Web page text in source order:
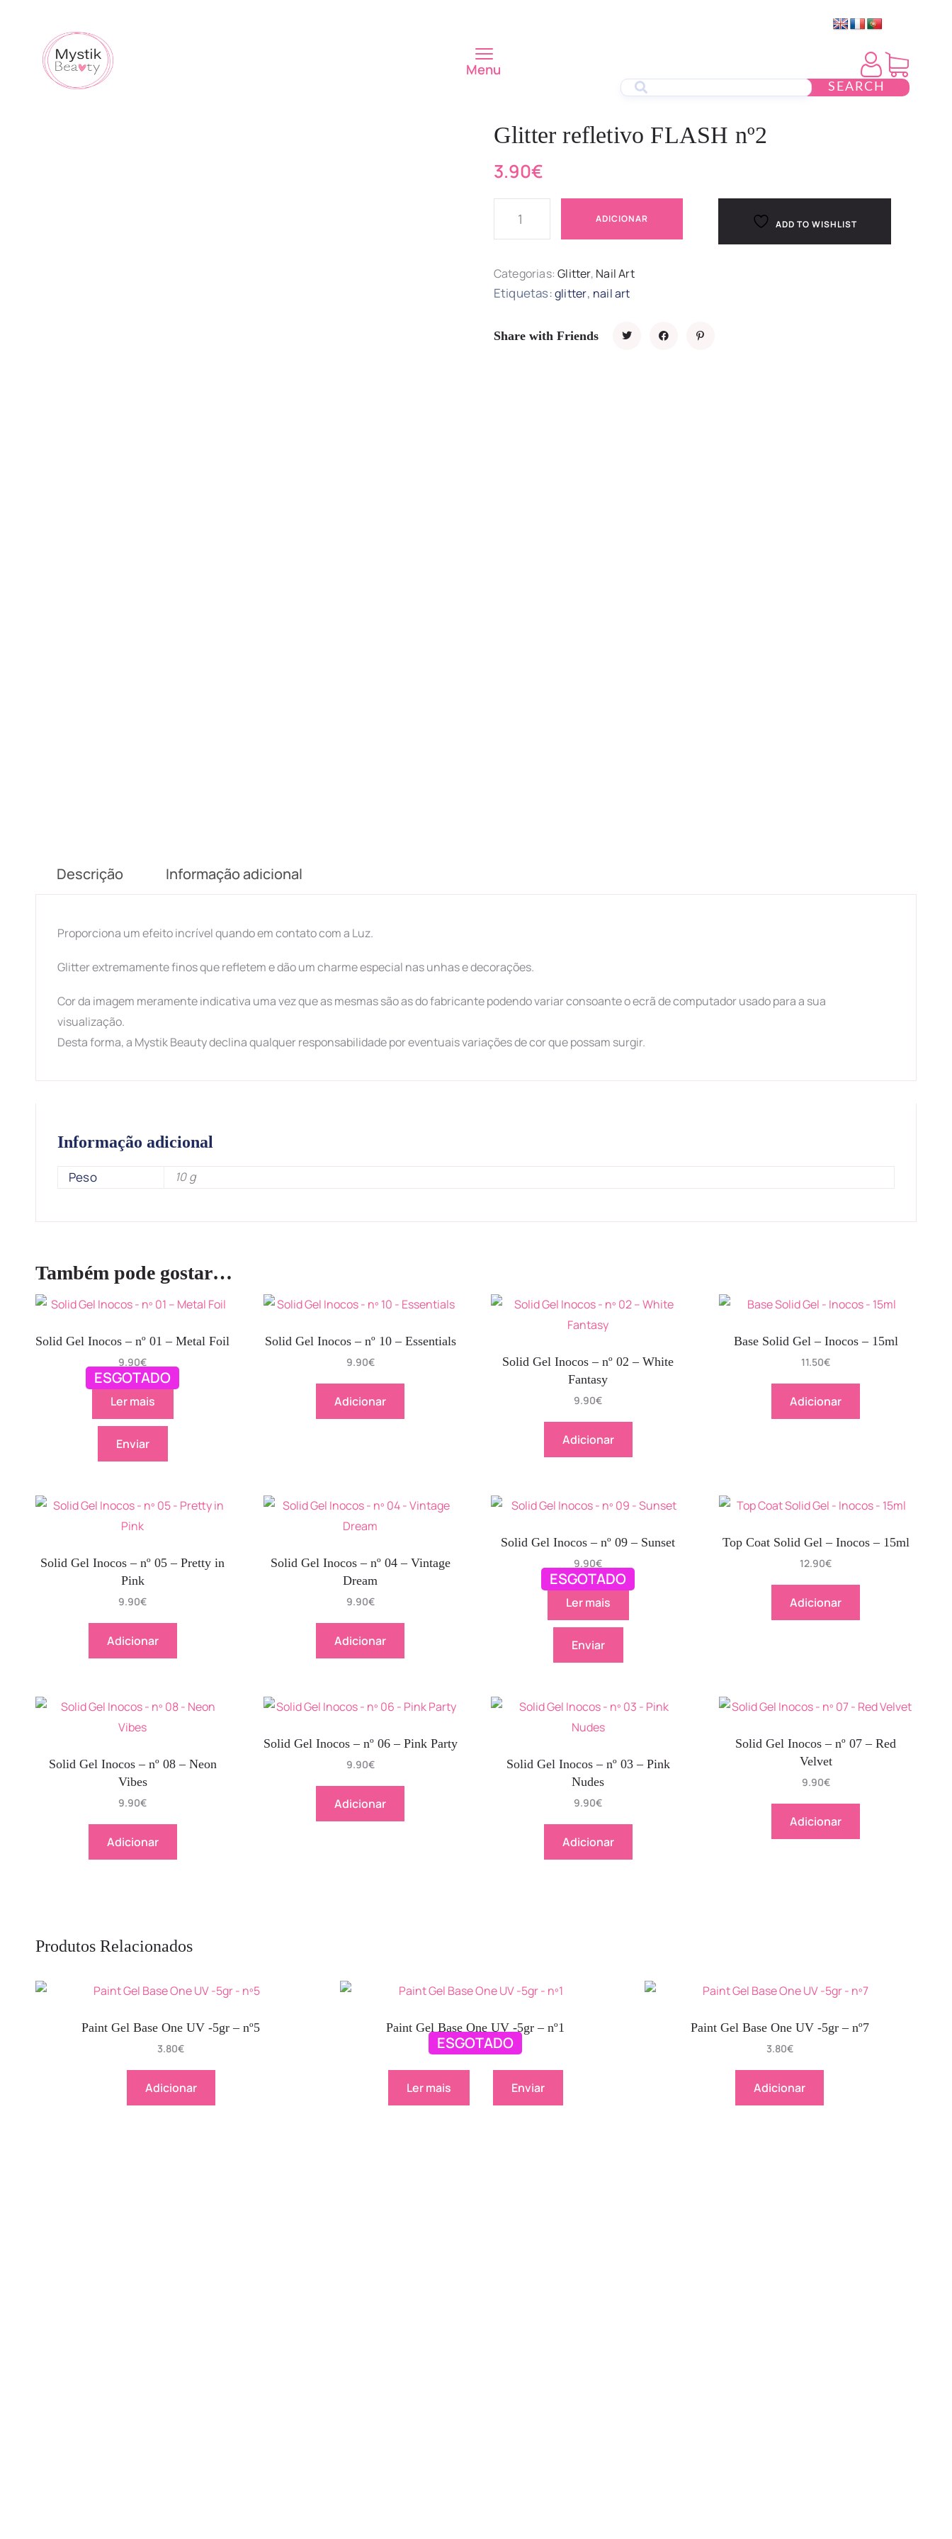
Menu
SEARCH
Glitter refletivo FLASH nº2
3.90€
ADICIONAR ADD TO WISHLIST
Categorias:Glitter, Nail Art
Etiquetas:glitter, nail art
Share with Friends
Descrição Informação adicional
Proporciona um efeito incrível quando em contato com a Luz.
Glitter extremamente finos que refletem e dão um charme especial nas unhas e decorações.
Cor da imagem meramente indicativa uma vez que as mesmas são as do fabricante podendo variar consoante o ecrã de computador usado para a sua
visualização.
Desta forma, a Mystik Beauty declina qualquer responsabilidade por eventuais variações de cor que possam surgir.
Informação adicional
Peso 10 g
Também pode gostar…
ESGOTADO
Solid Gel Inocos – nº 01 – Metal Foil
9.90€
Ler mais
Enviar
Solid Gel Inocos – nº 10 – Essentials
9.90€
Adicionar
Solid Gel Inocos – nº 02 – White
Fantasy
9.90€
Adicionar
Base Solid Gel – Inocos – 15ml
11.50€
Adicionar
Solid Gel Inocos – nº 05 – Pretty in
Pink
9.90€
Adicionar
Solid Gel Inocos – nº 04 – Vintage
Dream
9.90€
Adicionar
ESGOTADO
Solid Gel Inocos – nº 09 – Sunset
9.90€
Ler mais
Enviar
Top Coat Solid Gel – Inocos – 15ml
12.90€
Adicionar
Solid Gel Inocos – nº 08 – Neon
Vibes
9.90€
Adicionar
Solid Gel Inocos – nº 06 – Pink Party
9.90€
Adicionar
Solid Gel Inocos – nº 03 – Pink
Nudes
9.90€
Adicionar
Solid Gel Inocos – nº 07 – Red
Velvet
9.90€
Adicionar
Produtos Relacionados
Paint Gel Base One UV -5gr – nº5
3.80€
Adicionar
ESGOTADO
Paint Gel Base One UV -5gr – nº1
3.80 €
Ler mais Enviar
Paint Gel Base One UV -5gr – nº7
3.80€
Adicionar